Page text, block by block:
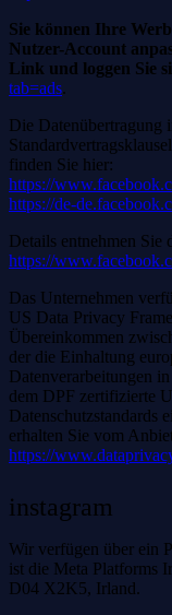
Sie können Ihre
Nutzer-Account
Link und loggen Sie
tab=ads.
Die Datenübertragung
finden Sie hier:
https://
https://de-
Details entnehmen Sie
https://
Das Unternehmen
US Data Privacy
Übereinkommen
der die Einhaltung
Datenverarbeitungen
dem DPF zertifizierte
Datenschutzstandards
erhalten Sie vom
https://
instagram
Wir verfügen über ein
ist die Meta Platforms
D04 X2K5, Irland.